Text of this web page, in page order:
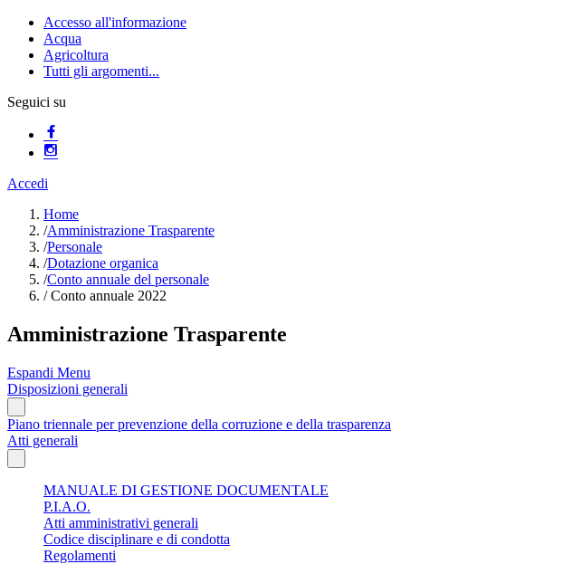
Accesso all'informazione
Acqua
Agricoltura
Tutti gli argomenti...
Seguici su
Accedi
Home
/Amministrazione Trasparente
/Personale
/Dotazione organica
/Conto annuale del personale
/Conto annuale 2022
Amministrazione Trasparente
Espandi Menu
Disposizioni generali
Piano triennale per prevenzione della corruzione e della trasparenza
Atti generali
MANUALE DI GESTIONE DOCUMENTALE
P.I.A.O.
Atti amministrativi generali
Codice disciplinare e di condotta
Regolamenti